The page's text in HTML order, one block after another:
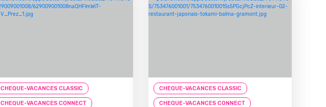
CHEQUE-VACANCES CLASSIC
CHEQUE-VACANCES CONNECT
CHEQUE-VACANCES CLASSIC
CHEQUE-VACANCES CONNECT